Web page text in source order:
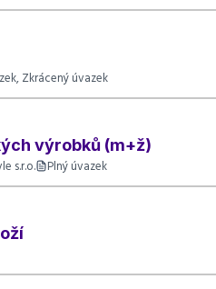
Zkrácený úvazek
výrobků (m+ž)
s.r.o. Plný úvazek